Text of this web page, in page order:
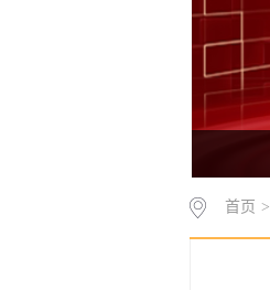
首页 >